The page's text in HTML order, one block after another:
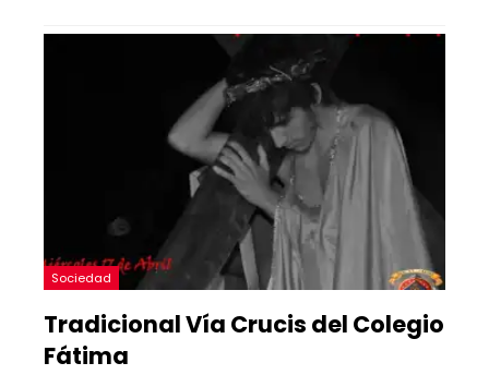
Sociedad
Tradicional Vía Crucis del Colegio
Fátima